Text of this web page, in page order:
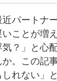
近パートナ
いことが増
気？」と心
か。この記
しれない」